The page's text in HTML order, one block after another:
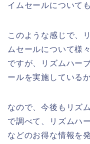
イムセールについて
このような感じで、
ムセールについて様
ですが、リズムハー
ールを実施している
なので、今後もリズ
で調べて、リズムハ
などのお得な情報を